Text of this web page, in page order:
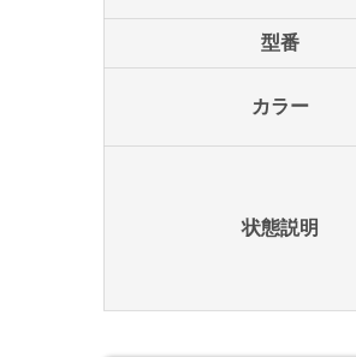
型番
カラー
状態説明